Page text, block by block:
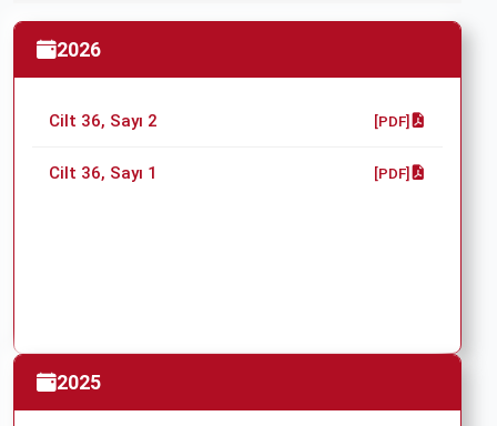
2026
Cilt 36, Sayı 2 [PDF]
Cilt 36, Sayı 1 [PDF]
2025